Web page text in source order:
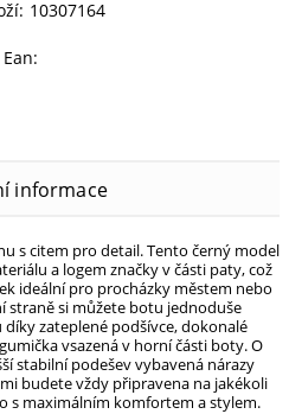
10307164
Ean:
informace
s citem pro detail. Tento černý model
a logem značky v části paty, což
ideální pro procházky městem nebo
straně si můžete botu jednoduše
zateplené podšívce, dokonalé
vsazená v horní části boty. O
stabilní podešev vybavená nárazy
budete vždy připravena na jakékoli
s maximálním komfortem a stylem.